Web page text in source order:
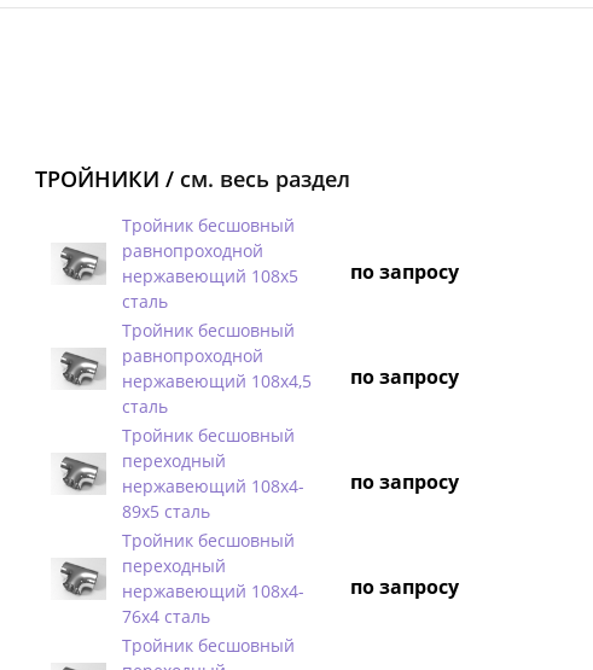
ТРОЙНИКИ / см. весь раздел
Тройник бесшовный
равнопроходной
нержавеющий 108х5
сталь
по запросу
Тройник бесшовный
равнопроходной
нержавеющий 108х4,5
сталь
по запросу
Тройник бесшовный
переходный
нержавеющий 108х4-
89х5 сталь
по запросу
Тройник бесшовный
переходный
нержавеющий 108х4-
76х4 сталь
по запросу
Тройник бесшовный